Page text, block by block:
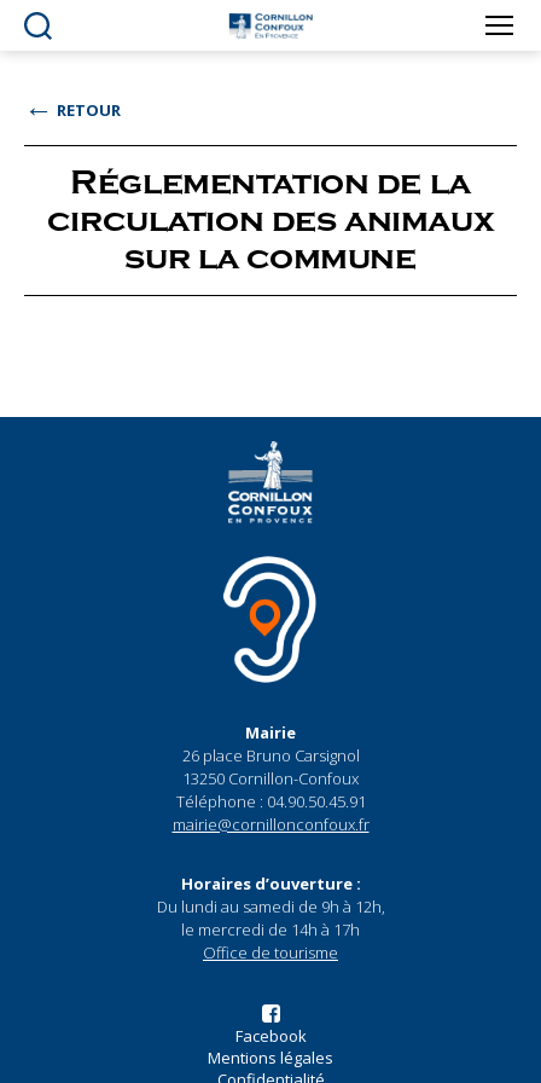
Ville
en
Provence
← RETOUR
Réglementation de la
circulation des animaux
sur la commune
Mairie
26 place Bruno Carsignol
13250 Cornillon-Confoux
Téléphone : 04.90.50.45.91
mairie@cornillonconfoux.fr
Horaires d’ouverture :
Du lundi au samedi de 9h à 12h,
le mercredi de 14h à 17h
Office de tourisme
Facebook
Mentions légales